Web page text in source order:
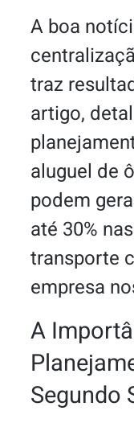
A boa
traz
artigo,
aluguel de
podem
até 30%
transporte
empresa
A
Segundo